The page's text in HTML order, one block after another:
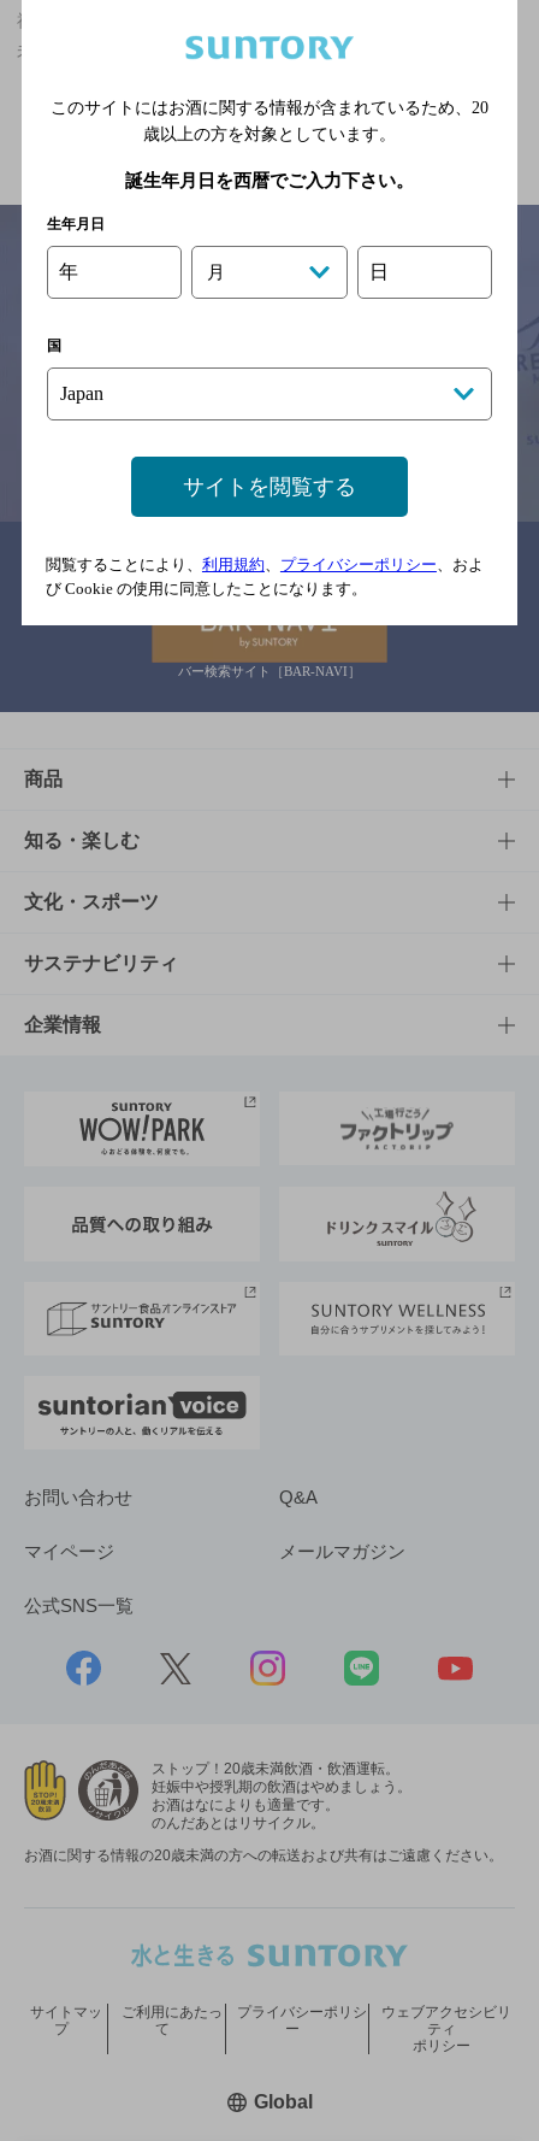
福井県,居酒屋,マスターズドリームが飲める,3,000円以上～5,000円
未満,個室ありのお店
関連ページ
※それぞれのお店のメニューや営業時間などの掲載情報については、
予告なしに変更されることがありますので、
念のためお店にご確認の上ご来店くださいますようお願い申し上げま
情報提供：ぐるなび
関連リンク
バー検索サイト［BAR-NAVI］
商品
商品TOP
商品一覧
商品発売情報
栄養成分一覧
知る・楽しむ
知る・楽しむTOP
キャンペーン
工場見学
地域情報
文化・スポーツ
文化・スポーツTOP
サントリーホール
サントリーサンバーズ大阪
サステナビリティ
サステナビリティTOP
サントリーが考えるサステナビリティ経営
企業情報
企業概要
採用情報
お問い合わせ Q&A
マイページ メールマガジン
公式SNS一覧
ストップ！20歳未満飲酒・飲酒運転。
妊娠中や授乳期の飲酒はやめましょう。
お酒はなによりも適量です。
のんだあとはリサイクル。
お酒に関する情報の20歳未満の方への転送および共有はご遠慮ください。
サイトマッ
プ
ご利用にあたっ
て
プライバシーポリシ
ー
ウェブアクセシビリ
ティ
ポリシー
Global新しいウィンドウで開く
このサイトにはお酒に関する情報が含まれているため、 20
歳以上の方を対象としています。
誕生年月日を西暦でご入力下さい。
生年月日
年 月 日
国
サイトを閲覧する
閲覧することにより、 利用規約、 プライバシーポリシー、およ
び Cookie の使用に同意したことになります。